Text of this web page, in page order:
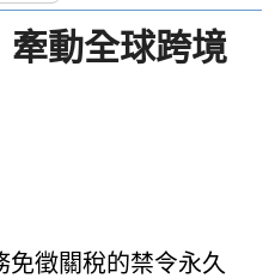
動全球跨境
徵關稅的禁令永久